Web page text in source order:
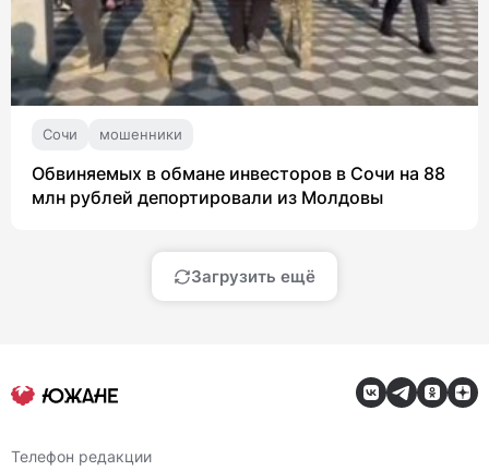
Сочи мошенники
Обвиняемых в обмане инвесторов в Сочи на 88
млн рублей депортировали из Молдовы
Загрузить ещё
Телефон редакции